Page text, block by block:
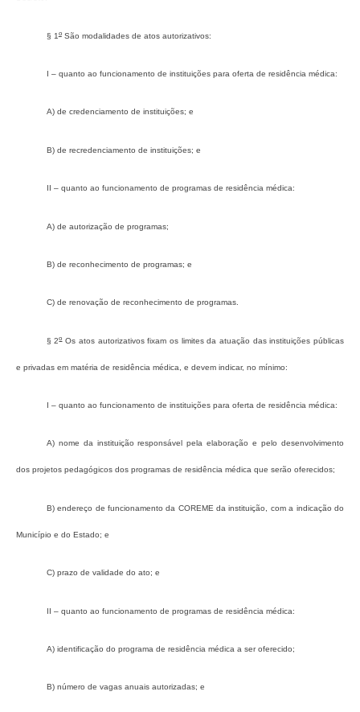
§ 1oSão modalidades de atos autorizativos:
I – quanto ao funcionamento de instituições para oferta de residência médica:
a) de credenciamento de instituições; e
b) de recredenciamento de instituições; e
II – quanto ao funcionamento de programas de residência médica:
a) de autorização de programas;
b) de reconhecimento de programas; e
c) de renovação de reconhecimento de programas.
§ 2oOs atos autorizativos fixam os limites da atuação das instituições públicas
e privadas em matéria de residência médica, e devem indicar, no mínimo:
I – quanto ao funcionamento de instituições para oferta de residência médica:
a) nome da instituição responsável pela elaboração e pelo desenvolvimento
dos projetos pedagógicos dos programas de residência médica que serão oferecidos;
b) endereço de funcionamento da COREME da instituição, com a indicação do
Município e do Estado; e
c) prazo de validade do ato; e
II – quanto ao funcionamento de programas de residência médica:
a) identificação do programa de residência médica a ser oferecido;
b) número de vagas anuais autorizadas; e